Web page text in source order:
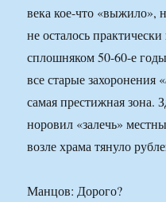
века кое-что «выжило»,
не осталось
сплошняком 50-60-е
все старые захоронения
самая престижная зона.
норовил «залечь»
возле храма тянуло
Манцов: Дорого?